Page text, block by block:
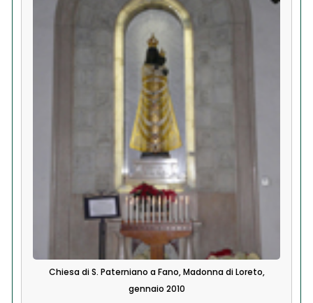
Chiesa di S. Paterniano a Fano, Madonna di Loreto,
gennaio 2010